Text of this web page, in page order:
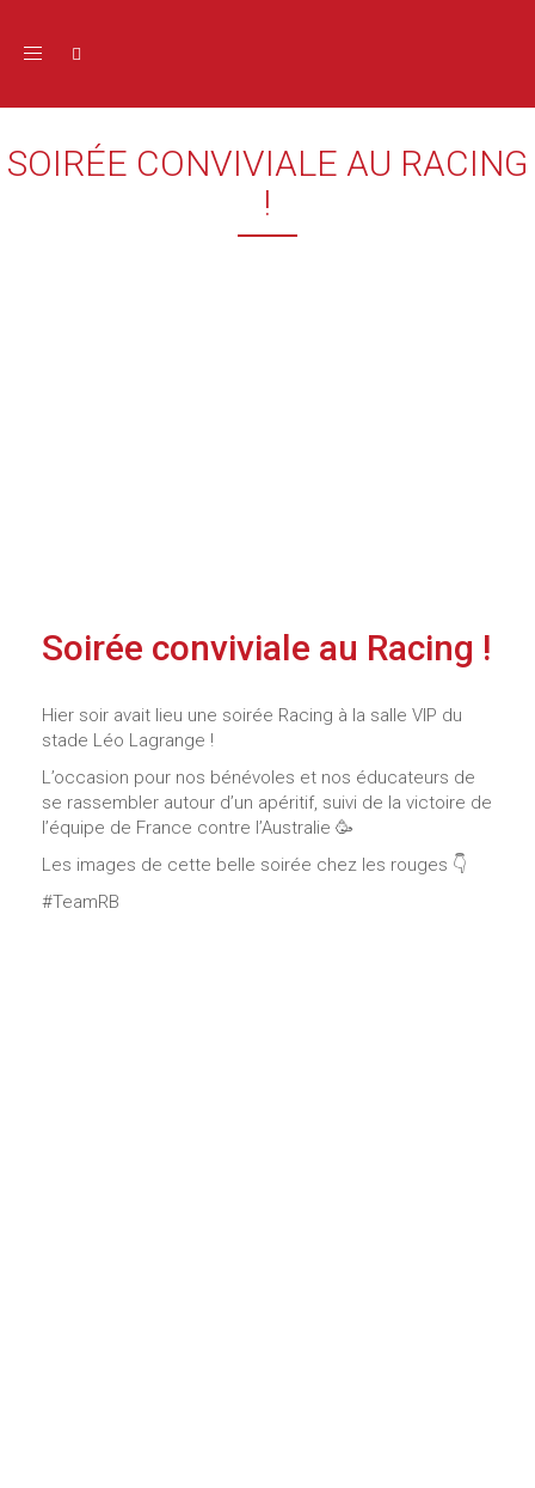
Toggle navigation
SOIRÉE CONVIVIALE AU RACING
!
Soirée conviviale au Racing !
Hier soir avait lieu une soirée Racing à la salle VIP du
stade Léo Lagrange !
L’occasion pour nos bénévoles et nos éducateurs de
se rassembler autour d’un apéritif, suivi de la victoire de
l’équipe de France contre l’Australie 🥳
Les images de cette belle soirée chez les rouges 👇
#TeamRB